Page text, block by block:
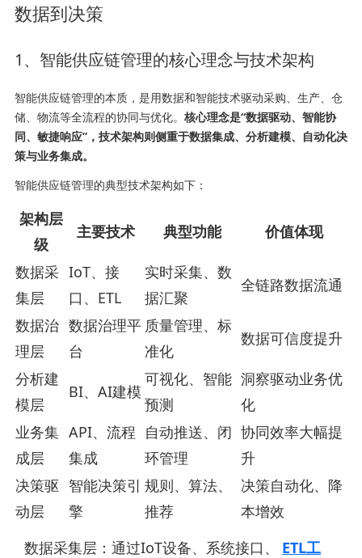
数据到决策
1、智能供应链管理的核心理念与技术架构
智能供应链管理的本质，是用数据和智能技术驱动采购、生产、仓
储、物流等全流程的协同与优化。 核心理念是“数据驱动、智能协
同、敏捷响应”，技术架构则侧重于数据集成、分析建模、自动化决
策与业务集成。
智能供应链管理的典型技术架构如下：
架构层
级
主要技术 典型功能 价值体现
数据采
集层
IoT、接
口、ETL
实时采集、数
据汇聚
全链路数据流通
数据治
理层
数据治理平
台
质量管理、标
准化
数据可信度提升
分析建
模层
BI、AI建模
可视化、智能
预测
洞察驱动业务优
化
业务集
成层
API、流程
集成
自动推送、闭
环管理
协同效率大幅提
升
决策驱
动层
智能决策引
擎
规则、算法、
推荐
决策自动化、降
本增效
数据采集层：通过IoT设备、系统接口、
ETL工